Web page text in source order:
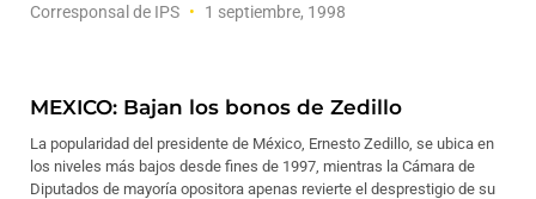
Corresponsal de IPS 1 septiembre, 1998
MEXICO: Bajan los bonos de Zedillo
La popularidad del presidente de México, Ernesto Zedillo, se ubica en
los niveles más bajos desde fines de 1997, mientras la Cámara de
Diputados de mayoría opositora apenas revierte el desprestigio de su